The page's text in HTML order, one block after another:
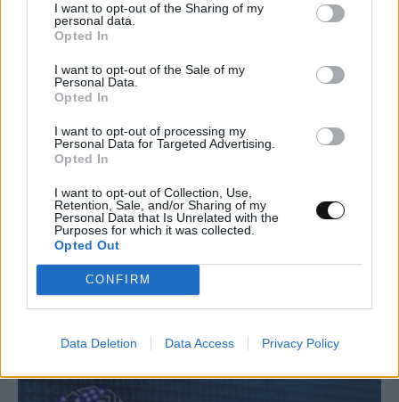
I want to opt-out of the Sharing of my
personal data.
Opted In
I want to opt-out of the Sale of my
Personal Data.
Opted In
I want to opt-out of processing my
Personal Data for Targeted Advertising.
Opted In
I want to opt-out of Collection, Use,
Retention, Sale, and/or Sharing of my
Personal Data that Is Unrelated with the
Purposes for which it was collected.
Opted Out
CONFIRM
Data Deletion Data Access Privacy Policy
Υπολογιστικό μικροσκόπιο καταγράφει
25,2 δισεκατομμύρια pixels το
δευτερόλεπτο σε τεράστιο πεδίο θέασης
ΕΠΙΣΤΉΜΗ 11:00, 05/08/2026